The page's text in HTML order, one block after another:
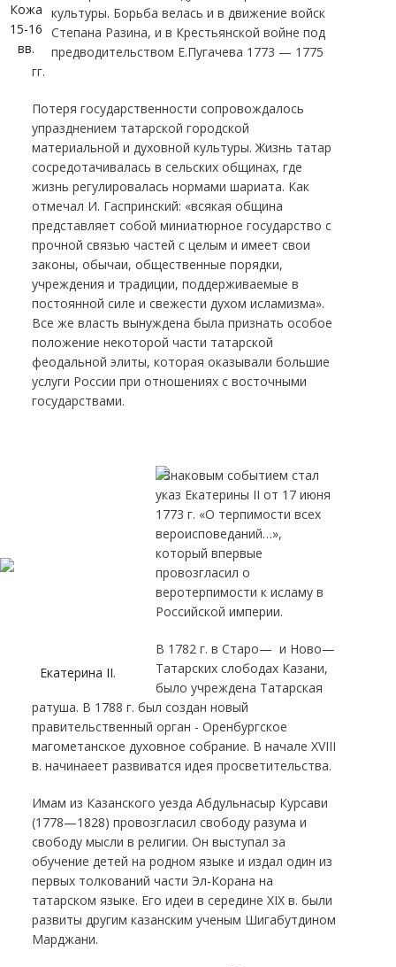
Кожа
15-16
вв.
культуры. Борьба велась и в движение войск
Степана Разина, и в Крестьянской войне под
предводительством Е.Пугачева 1773 — 1775
гг.
Потеря государственности сопровождалось
упразднением татарской городской
материальной и духовной культуры. Жизнь татар
сосредотачивалась в сельских общинах, где
жизнь регулировалась нормами шариата. Как
отмечал И. Гаспринский: «всякая община
представляет собой миниатюрное государство с
прочной связью частей с целым и имеет свои
законы, обычаи, общественные порядки,
учреждения и традиции, поддерживаемые в
постоянной силе и свежести духом исламизма».
Все же власть вынуждена была признать особое
положение некоторой части татарской
феодальной элиты, которая оказывали большие
услуги России при отношениях с восточными
государствами.
Екатерина II.
Знаковым событием стал
указ Екатерины II от 17 июня
1773 г. «О терпимости всех
вероисповеданий…»,
который впервые
провозгласил о
веротерпимости к исламу в
Российской империи.
В 1782 г. в Старо— и Ново—
Татарских слободах Казани,
было учреждена Татарская
ратуша. В 1788 г. был создан новый
правительственный орган - Оренбургское
магометанское духовное собрание. В начале XVIII
в. начинаеет развиватся идея просветительства.
Имам из Казанского уезда Абдульнасыр Курсави
(1778—1828) провозгласил свободу разума и
свободу мысли в религии. Он выступал за
обучение детей на родном языке и издал один из
первых толкований части Эл-Корана на
татарском языке. Его идеи в середине XIX в. были
развиты другим казанским ученым Шигабутдином
Марджани.